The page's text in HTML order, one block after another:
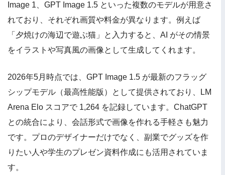
Image 1、GPT Image 1.5 といった複数のモデルが用意さ
れており、それぞれ画質や料金が異なります。例えば
「夕焼けの海辺で遊ぶ猫」と入力すると、AI がその情景
をイラストや写真風の画像として生成してくれます。
2026年5月時点では、GPT Image 1.5 が最新のフラッグ
シップモデル（最高性能版）として提供されており、LM
Arena Elo スコアで 1,264 を記録しています。ChatGPT
との統合により、会話形式で画像を作れる手軽さも魅力
です。プロのデザイナーだけでなく、副業でグッズを作
りたい人や学生のプレゼン資料作成にも活用されていま
す。